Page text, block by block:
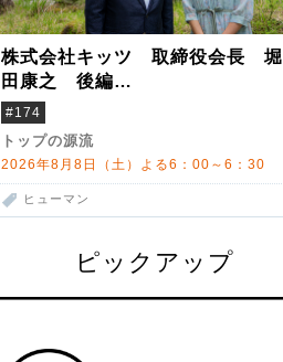
株式会社キッツ 取締役会長 堀
田康之 後編
米国駐在でも浮かんだ八ヶ岳 山
小屋を営んだ父母
#174
トップの源流
2026年8月8日（土）よる6：00～6：30
ヒューマン
ピックアップ